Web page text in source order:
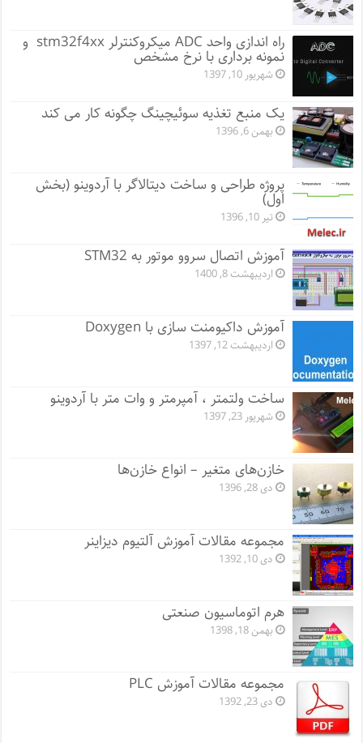
راه اندازی واحد ADC میکروکنترلر stm32f4xx و
نمونه برداری با نرخ مشخص
شهریور 10, 1397
یک منبع تغذیه سوئیچینگ چگونه کار می کند
بهمن 6, 1396
پروژه طراحی و ساخت دیتالاگر با آردوینو (بخش
اول)
تیر 10, 1396
آموزش اتصال سروو موتور به STM32
اردیبهشت 8, 1400
آموزش داکیومنت سازی با Doxygen
اردیبهشت 12, 1397
ساخت ولتمتر ، آمپرمتر و وات متر با آردوینو
شهریور 23, 1397
خازن‌های متغیر – انواع خازن‌ها
دی 28, 1396
مجموعه مقالات آموزش آلتیوم دیزاینر
دی 10, 1392
هرم اتوماسیون صنعتی
بهمن 18, 1398
مجموعه مقالات آموزش PLC
دی 23, 1392